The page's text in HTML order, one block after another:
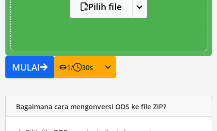
Pilih file
MULAI 1/ 30s
Bagaimana cara mengonversi ODS ke file ZIP?